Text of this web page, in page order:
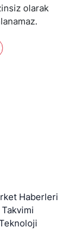
olarak
Haberleri
Takvimi